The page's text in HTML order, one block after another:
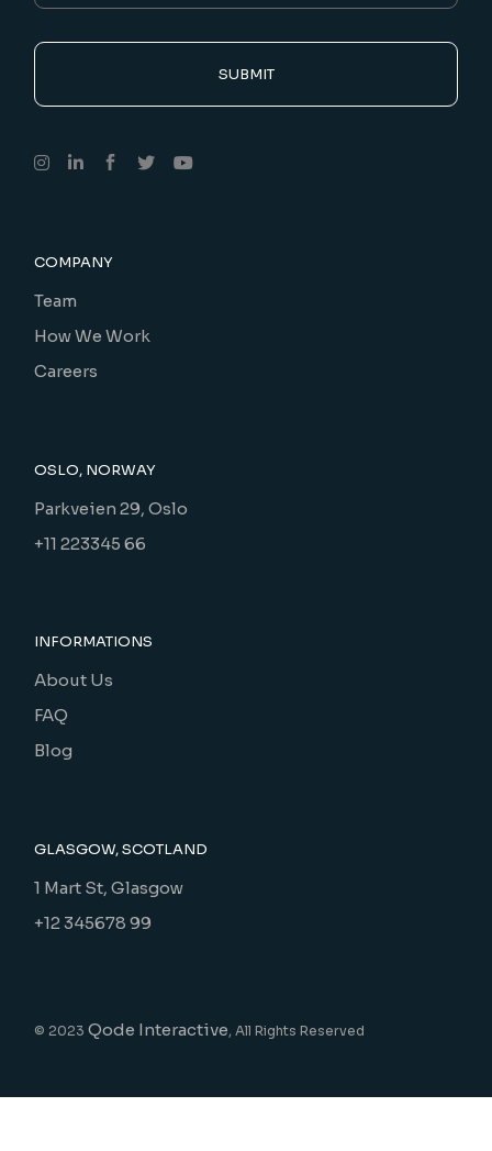
SUBMIT
COMPANY
Team
How We Work
Careers
OSLO, NORWAY
Parkveien 29, Oslo
+11 223345 66
INFORMATIONS
About Us
FAQ
Blog
GLASGOW, SCOTLAND
1 Mart St, Glasgow
+12 345678 99
© 2023Qode Interactive, All Rights Reserved